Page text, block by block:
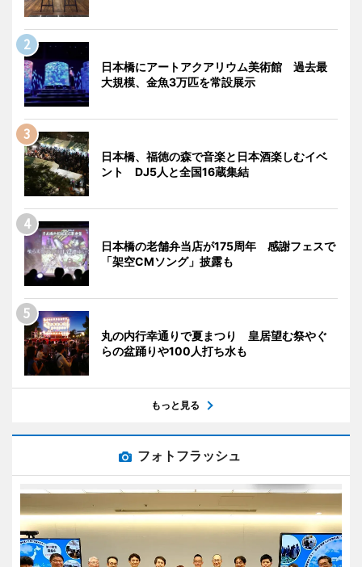
日本橋にアートアクアリウム美術館 過去最
大規模、金魚3万匹を常設展示
日本橋、福徳の森で音楽と日本酒楽しむイベ
ント DJ5人と全国16蔵集結
日本橋の老舗弁当店が175周年 感謝フェスで
「架空CMソング」披露も
丸の内行幸通りで夏まつり 皇居望む祭やぐ
らの盆踊りや100人打ち水も
もっと見る
フォトフラッシュ